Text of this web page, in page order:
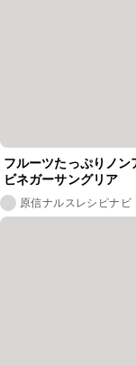
フルーツたっぷりノン
ビネガーサングリア
原信ナルスレシピナビ